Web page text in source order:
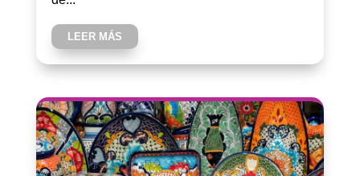
LEER MÁS